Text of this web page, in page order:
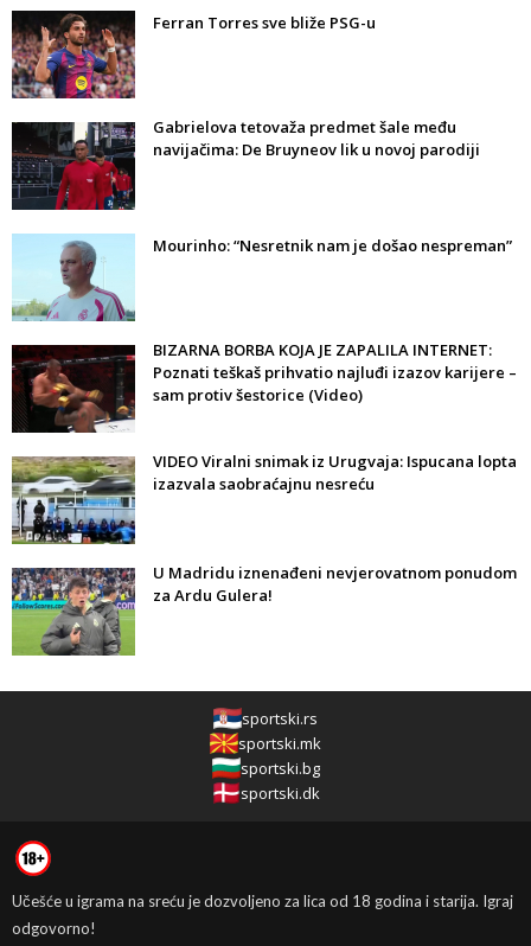
Ferran Torres sve bliže PSG-u
Gabrielova tetovaža predmet šale među
navijačima: De Bruyneov lik u novoj parodiji
Mourinho: “Nesretnik nam je došao nespreman”
BIZARNA BORBA KOJA JE ZAPALILA INTERNET:
Poznati teškaš prihvatio najluđi izazov karijere –
sam protiv šestorice (Video)
VIDEO Viralni snimak iz Urugvaja: Ispucana lopta
izazvala saobraćajnu nesreću
U Madridu iznenađeni nevjerovatnom ponudom
za Ardu Gulera!
sportski.rs
sportski.mk
sportski.bg
sportski.dk
Učešće u igrama na sreću je dozvoljeno za lica od 18 godina i starija. Igraj
odgovorno!